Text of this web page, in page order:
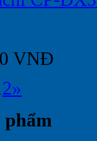
VNĐ
2»
phẩm